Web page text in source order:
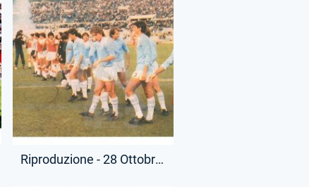
Riproduzione - 28 Ottobre 1979 - Campionato Serie A - Roma-Lazio